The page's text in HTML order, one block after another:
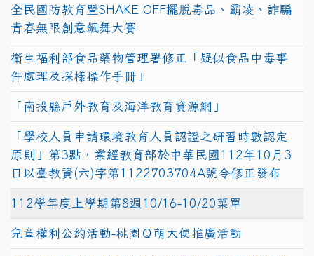
全民國防教育暨SHAKE OFF擺脫毒品、霸凌、詐騙
青春無限創意飆舞大賽
衛生福利部食品藥物管理署修正「疑似食品中毒事
件處理及採樣操作手冊」
「南投縣戶外教育及海洋教育資源網」
「學校人員申請環境教育人員認證之研習時數認定
原則」第3點，業經教育部於中華民國112年10月3
日以臺教資(六)字第1122703704A號令修正發布
112學年度上學期第8週10/16-10/20菜單
兒童權利公約活動-桃園Ｑ萌大使推廣活動